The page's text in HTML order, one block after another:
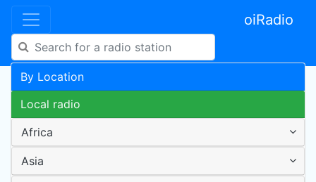
oiRadio
By Location
Local radio
Africa
Asia